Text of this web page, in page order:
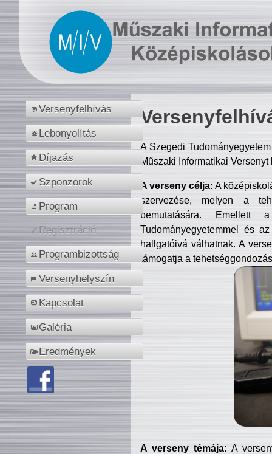
Versenyfelhívás
Lebonyolítás
Díjazás
Szponzorok
Program
Regisztráció
Programbizottság
Versenyhelyszín
Kapcsolat
Galéria
Eredmények
A Szegedi
Műszaki Informatikai
A verseny célja: A
szervezése, melyen a
bemutatására. Emellett
Tudományegyetemmel és
hallgatóivá válhatnak. A
támogatja a
A verseny témája: A